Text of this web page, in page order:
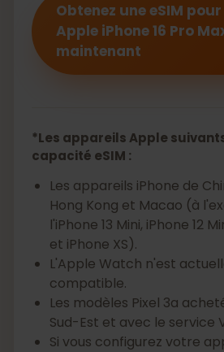
Obtenez une eSIM
Apple iPhone 16 Pro
maintenant
*Les appareils Apple suivants
capacité eSIM :
Les appareils iPhone de
Hong Kong et Macao (à
l'iPhone 13 Mini, iPhone 12
et iPhone XS).
L'Apple Watch n'est
compatible.
Les modèles Pixel 3a
Sud-Est et avec le service
Si vous configurez votre